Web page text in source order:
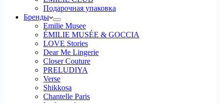
Подарочная упаковка
Бренды
Emilie Musee
ÉMILIE MUSÉE & GOCCIA
LOVE Stories
Dear Me Lingerie
Closer Couture
PRELUDIYA
Verse
Shikkosa
Chantelle Paris